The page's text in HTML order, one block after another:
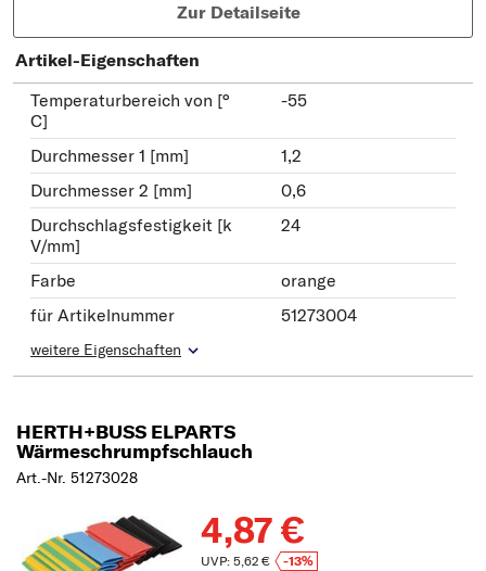
Zur Detailseite
Artikel-Eigenschaften
Temperaturbereich von [°
C]
-55
Durchmesser 1 [mm]
1,2
Durchmesser 2 [mm]
0,6
Durchschlagsfestigkeit [k
V/mm]
24
Farbe
orange
für Artikelnummer
51273004
weitere Eigenschaften
HERTH+BUSS ELPARTS
Wärmeschrumpfschlauch
Art.-Nr. 51273028
4,87 €
UVP: 5,62 €
-13%